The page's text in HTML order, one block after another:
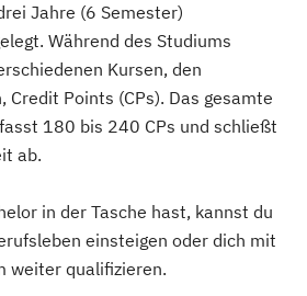
Jahre (6 Semester)
Während des Studiums
Kursen, den
Credit Points (CPs). Das gesamte
180 bis 240 CPs und schließt
ab.
in der Tasche hast, kannst du
einsteigen oder dich mit
weiter qualifizieren.